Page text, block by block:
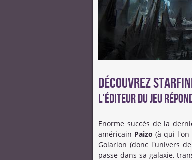
Découvrez
L'éditeur du jeu
Enorme succès de la
américain Paizo (à qui l'on
Golarion (donc l'univers de
passe dans sa galaxie,